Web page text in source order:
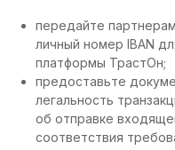
передайте
личный номер IBAN
платформы ТрастОн;
предоставьте
легальность
об отправке
соответствия